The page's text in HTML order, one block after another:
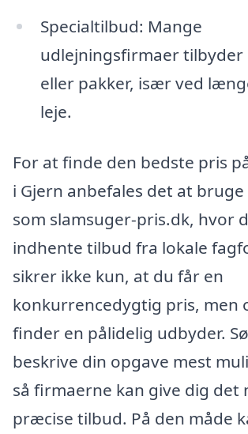
Specialtilbud: Mange
udlejningsfirmaer
eller pakker, især ved
leje.
For at finde den bedste pris
i Gjern anbefales det at
som slamsuger-pris.dk, hvor
indhente tilbud fra lokale
sikrer ikke kun, at du får en
konkurrencedygtig pris, men
finder en pålidelig udbyder.
beskrive din opgave mest
så firmaerne kan give dig det
præcise tilbud. På den måde